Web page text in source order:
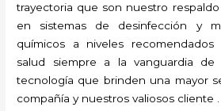
trayectoria que son nuestro
en sistemas de desinfección y
químicos a niveles
salud siempre a la vanguardia
tecnología que brinden una mayor
compañía y nuestros valiosos cliente .